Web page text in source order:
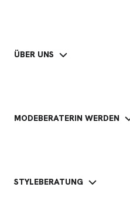
ÜBER UNS
MODEBERATERIN WERDEN
STYLEBERATUNG